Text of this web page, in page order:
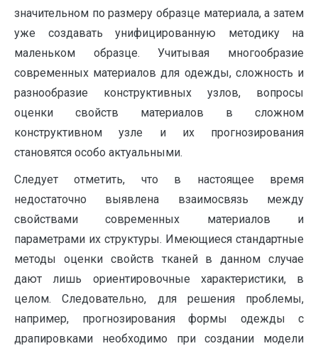
значительном по размеру образце материала, а затем
уже создавать унифицированную методику на
маленьком образце. Учитывая многообразие
современных материалов для одежды, сложность и
разнообразие конструктивных узлов, вопросы
оценки свойств материалов в сложном
конструктивном узле и их прогнозирования
становятся особо актуальными.
Следует отметить, что в настоящее время
недостаточно выявлена взаимосвязь между
свойствами современных материалов и
параметрами их структуры. Имеющиеся стандартные
методы оценки свойств тканей в данном случае
дают лишь ориентировочные характеристики, в
целом. Следовательно, для решения проблемы,
например, прогнозирования формы одежды с
драпировками необходимо при создании модели